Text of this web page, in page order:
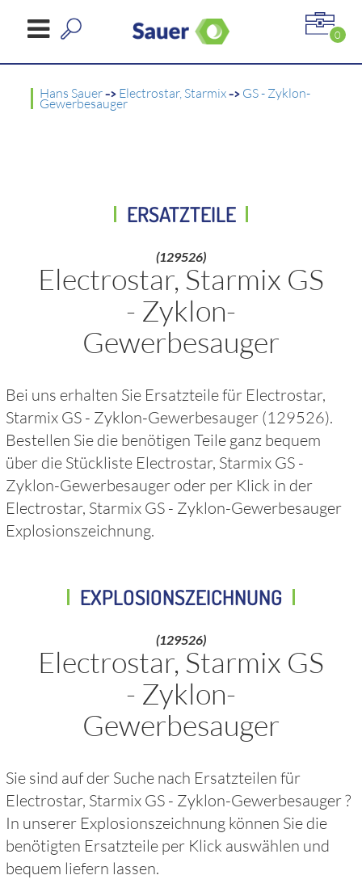
0
Hans Sauer-> Electrostar, Starmix-> GS - Zyklon-
Gewerbesauger
ERSATZTEILE
(129526)
Electrostar, Starmix GS
- Zyklon-
Gewerbesauger
Bei uns erhalten Sie Ersatzteile für Electrostar,
Starmix GS - Zyklon-Gewerbesauger (129526).
Bestellen Sie die benötigen Teile ganz bequem
über die Stückliste Electrostar, Starmix GS -
Zyklon-Gewerbesauger oder per Klick in der
Electrostar, Starmix GS - Zyklon-Gewerbesauger
Explosionszeichnung.
EXPLOSIONSZEICHNUNG
(129526)
Electrostar, Starmix GS
- Zyklon-
Gewerbesauger
Sie sind auf der Suche nach Ersatzteilen für
Electrostar, Starmix GS - Zyklon-Gewerbesauger?
In unserer Explosionszeichnung können Sie die
benötigten Ersatzteile per Klick auswählen und
bequem liefern lassen.